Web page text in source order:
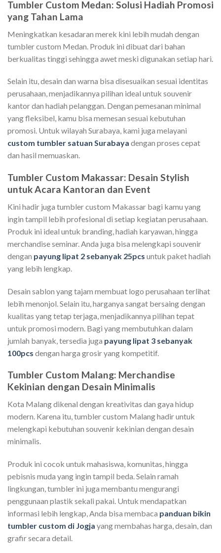
Tumbler Custom Medan: Solusi Hadiah Promosi
yang Tahan Lama
Meningkatkan kesadaran merek kini lebih mudah dengan
tumbler custom Medan. Produk ini dibuat dari bahan
berkualitas tinggi sehingga awet meski digunakan setiap hari.
Selain itu, desain dan warna bisa disesuaikan sesuai identitas
perusahaan, menjadikannya pilihan ideal untuk souvenir
kantor dan hadiah pelanggan. Dengan pemesanan minimal
yang fleksibel, kamu bisa memesan sesuai kebutuhan
promosi. Untuk wilayah Surabaya, kami juga melayani
custom tumbler satuan Surabaya dengan proses cepat
dan hasil memuaskan.
Tumbler Custom Makassar: Desain Stylish
untuk Acara Kantoran dan Event
Kini hadir juga tumbler custom Makassar bagi kamu yang
ingin tampil lebih profesional di setiap kegiatan perusahaan.
Produk ini ideal untuk branding, hadiah karyawan, hingga
merchandise seminar. Anda juga bisa melengkapi souvenir
dengan payung lipat 2 sebanyak 25pcs untuk paket hadiah
yang lebih lengkap.
Desain sablon yang tajam membuat logo perusahaan terlihat
lebih menonjol. Selain itu, harganya sangat bersaing dengan
kualitas yang tetap terjaga, menjadikannya pilihan tepat
untuk promosi modern. Bagi yang membutuhkan dalam
jumlah banyak, tersedia juga payung lipat 3 sebanyak
100pcs dengan harga grosir yang kompetitif.
Tumbler Custom Malang: Merchandise
Kekinian dengan Desain Minimalis
Kota Malang dikenal dengan kreativitas dan gaya hidup
modern. Karena itu, tumbler custom Malang hadir untuk
melengkapi kebutuhan souvenir kekinian dengan desain
minimalis.
Produk ini cocok untuk mahasiswa, komunitas, hingga
pebisnis muda yang ingin tampil beda. Selain ramah
lingkungan, tumbler ini juga membantu mengurangi
penggunaan plastik sekali pakai. Untuk mendapatkan
informasi lebih lengkap, Anda bisa membaca panduan bikin
tumbler custom di Jogja yang membahas harga, desain, dan
grafir secara detail.